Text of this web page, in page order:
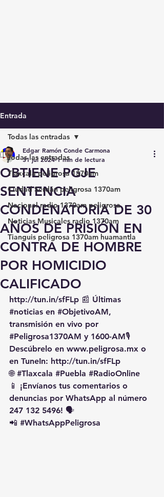
Entrada
Todas las entradas
Tlaxcala peligrosa 1370am
Ciudad Serdán peligrosa 1370am
Nacional radio 1370am peligrosa
Noticias Musicales radio 1370am
Tianguis peligrosa 1370am huamantla
Todas las entradas
OBTIENE PGJE
SENTENCIA
CONDENATORIA DE 30
AÑOS DE PRISIÓN EN
CONTRA DE HOMBRE
POR HOMICIDIO
CALIFICADO
Edgar Ramón Conde Carmona
31 jul 2024 1 min de lectura
http://tun.in/sfFLp 📰 Últimas
#noticias en #ObjetivoAM,
transmisión en vivo por
#Peligrosa1370AM y 1600-AM🎙️
Descúbrelo en www.peligrosa.mx o
en TuneIn: http://tun.in/sfFLp
🌐 #Tlaxcala #Puebla #RadioOnline
📱 ¡Envíanos tus comentarios o
denuncias por WhatsApp al número
247 132 5496! 🗣️
📲 #WhatsAppPeligrosa